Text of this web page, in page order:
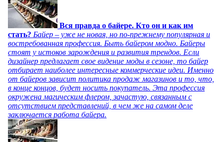
Вся правда о байере. Кто он и как им
стать? Байер – уже не новая, но по-прежнему популярная и
востребованная профессия. Быть байером модно. Байеры
стоят у истоков зарождения и развития трендов. Если
дизайнер предлагает свое видение моды в сезоне, то байер
отбирает наиболее интересные коммерческие идеи. Именно
от байеров зависит политика продаж магазинов и то, что,
в конце концов, будет носить покупатель. Эта профессия
окружена магическим флером, зачастую, связанным с
отсутствием представлений, в чем же на самом деле
заключается работа байера.